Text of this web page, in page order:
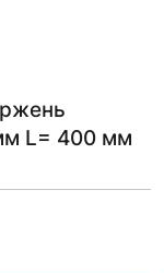
L= 400 мм